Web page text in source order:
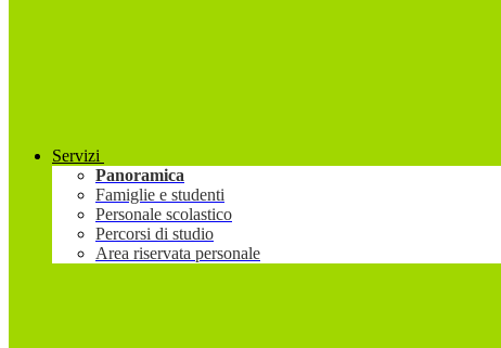
Servizi
Panoramica
Famiglie e studenti
Personale scolastico
Percorsi di studio
Area riservata personale